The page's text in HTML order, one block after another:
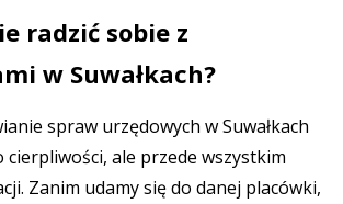
radzić sobie z
w Suwałkach?
spraw urzędowych w Suwałkach
ale przede wszystkim
Zanim udamy się do danej placówki,